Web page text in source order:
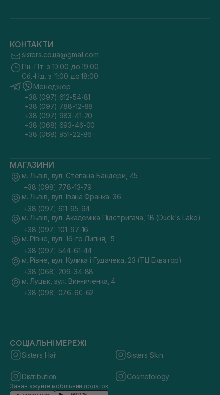
КОНТАКТИ
sisters.co.ua@gmail.com
Пн.-Пт. з 10:00 до 19:00
Сб.-Нд. з 11:00 до 18:00
Менеджер
+38 (097) 612-54-81
+38 (097) 788-12-88
+38 (097) 983-41-20
+38 (068) 693-46-00
+38 (068) 951-22-86
МАГАЗИНИ
м. Львів, вул. Степана Бандери, 45
+38 (098) 778-13-79
м. Львів, вул. Івана Франка, 36
+38 (097) 611-95-94
м. Львів, вул. Академіка Підстригача, 1В (Duck's Lake)
+38 (097) 101-97-16
м. Рівне, вул. 16-го Липня, 15
+38 (097) 544-61-44
м. Рівне, вул. Кулика і Гудачека, 23 (ТЦ Екватор)
+38 (068) 209-34-88
м. Луцьк, вул. Винниченка, 4
+38 (098) 076-60-62
СОЦІАЛЬНІ МЕРЕЖІ
Sisters Hair Sisters Skin
Distribution Cosmetology
Завантажуйте мобільний додаток